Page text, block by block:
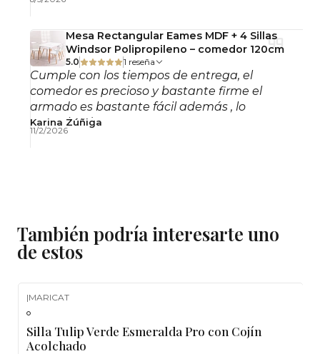
detergente neutro
Evitar exposición prolongada a la luz solar
directa
Revisar estabilidad de la base de madera
periódicamente
Mesa Rectangular Eames MDF + 4 Sillas
Windsor Polipropileno – comedor 120cm
5.0 1 reseña
Cumple con los tiempos de entrega, el
comedor es precioso y bastante firme el
armado es bastante fácil además , lo
recomiendo!
Karina Zúñiga
11/2/2026
También podría interesarte uno
de estos
Agotado
|MARICAT
Silla Tulip Verde Esmeralda Pro con Cojín
Acolchado